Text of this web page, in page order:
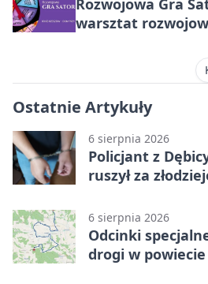
Rozwojowa Gra
warsztat
Ostatnie Artykuły
6 sierpnia 2026
Policjant z
ruszył za
6 sierpnia 2026
Odcinki
drogi w